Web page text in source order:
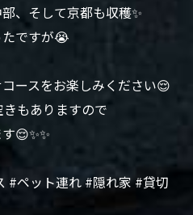
、そして京都も収穫✨
ですが😭
ースをお楽しみください😌
もありますので
😌✨✨
#ペット連れ #隠れ家 #貸切